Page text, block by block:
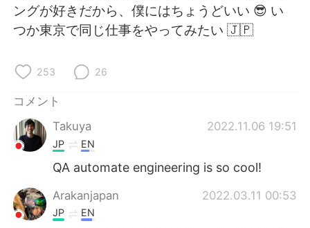
Indonesia Italiano
ングが好きだから、僕にはちょうどいい 😎 い
つか東京で同じ仕事をやってみたい 🇯🇵
253 26
コメント
Takuya
2022.11.06 19:51
JP EN
QA automate engineering is so cool!
Arakanjapan 2022.03.11 00:53
JP EN